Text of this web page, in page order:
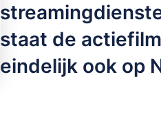
staat de
eindelijk ook op